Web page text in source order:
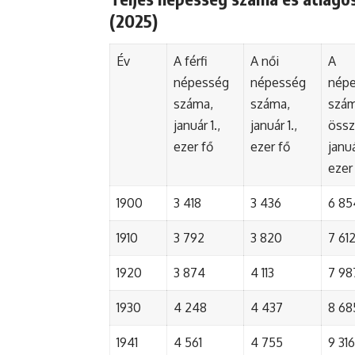
(2025)
Év
A férfi
népesség
száma,
január 1.,
ezer fő
A női
népesség
száma,
január 1.,
ezer fő
A
1900 3 418 3 436 6
1910 3 792 3 820 7 612
1920 3 874 4 113 7
1930 4 248 4 437 8
1941 4 561 4 755 9 316